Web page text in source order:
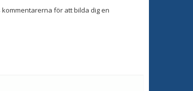
för att bilda dig en